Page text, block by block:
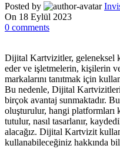
Posted by
On 18 Eylül 2023
0 comments
Dijital Kartvizitler, geleneksel
eder ve işletmelerin, kişilerin
markalarını tanıtmak için
Bu nedenle, Dijital
birçok avantaj sunmaktadır.
oluşturulur, hangi platformları
tutulur, nasıl tasarlanır,
alacağız. Dijital Kartvizit
kullanabileceğiniz hakkında